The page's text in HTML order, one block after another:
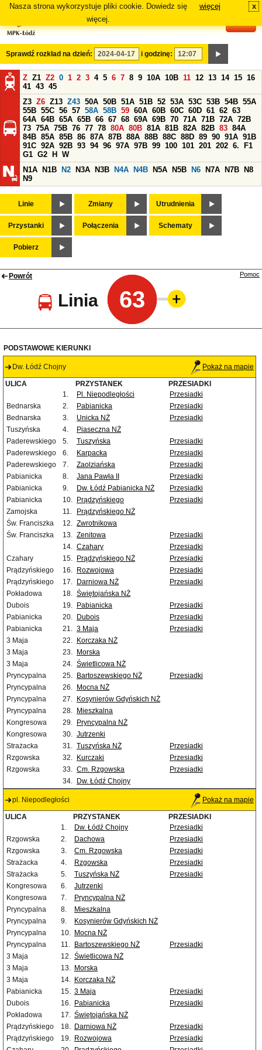
Nasza strona wykorzystuje pliki cookie. Dowiedz się
więcej.
więcej x
Sprawdź rozkład na dzień: i godzinę:
Z Z1 Z2 0 1 2 3 4 5 6 7 8 9 10A 10B 11 12 13 14 15 16
41 43 45
Z3 Z6 Z13 Z43 50A 50B 51A 51B 52 53A 53C 53B 54B 55A
55B 55C 56 57 58A 58B 59 60A 60B 60C 60D 61 62 63
64A 64B 65A 65B 66 67 68 69A 69B 70 71A 71B 72A 72B
73 75A 75B 76 77 78 80A 80B 81A 81B 82A 82B 83 84A
84B 85A 85B 86 87A 87B 88A 88B 88C 88D 89 90 91A 91B
91C 92A 92B 93 94 96 97A 97B 99 100 101 201 202 6.
F1
G1 G2 H
W
N1A
N1B N2 N3A N3B N4A N4B N5A N5B N6 N7A N7B
N8
N9
Linie Zmiany Utrudnienia
Przystanki Połączenia Schematy
Pobierz
Powrót
Linia 63
Pomoc
PODSTAWOWE KIERUNKI
Dw. Łódź Chojny Pokaż na mapie
ULICA PRZYSTANEK
PRZESIADKI
1.
Pl. Niepodległości
Przesiadki
Bednarska
2. Pabianicka
Przesiadki
Bednarska
3. Unicka NŻ
Przesiadki
Tuszyńska
4.
Piaseczna NŻ
Paderewskiego
5. Tuszyńska
Przesiadki
Paderewskiego
6. Karpacka
Przesiadki
Paderewskiego
7. Zaolziańska
Przesiadki
Pabianicka
8. Jana Pawła II
Przesiadki
Pabianicka
9. Dw. Łódź Pabianicka NŻ
Przesiadki
Pabianicka
10. Prądzyńskiego
Przesiadki
Zamojska
11.
Prądzyńskiego NŻ
Św. Franciszka
12. Zwrotnikowa
Św. Franciszka
13. Zenitowa
Przesiadki
14. Czahary
Przesiadki
Czahary
15. Prądzyńskiego NŻ
Przesiadki
Prądzyńskiego
16. Rozwojowa
Przesiadki
Prądzyńskiego
17. Darniowa NŻ
Przesiadki
Pokładowa
18. Świętojańska NŻ
Dubois
19. Pabianicka
Przesiadki
Pabianicka
20. Dubois
Przesiadki
Pabianicka
21. 3 Maja
Przesiadki
3 Maja
22.
Korczaka NŻ
3 Maja
23.
Morska
3 Maja
24. Świetlicowa NŻ
Pryncypalna
25. Bartoszewskiego NŻ
Przesiadki
Pryncypalna
26.
Mocna NŻ
Pryncypalna
27.
Kosynierów Gdyńskich NŻ
Pryncypalna
28.
Mieszkalna
Kongresowa
29.
Pryncypalna NŻ
Kongresowa
30. Jutrzenki
Strażacka
31. Tuszyńska NŻ
Przesiadki
Rzgowska
32. Kurczaki
Przesiadki
Rzgowska
33. Cm. Rzgowska
Przesiadki
34.
Dw. Łódź Chojny
pl. Niepodległości Pokaż na mapie
ULICA PRZYSTANEK
PRZESIADKI
1.
Dw. Łódź Chojny
Przesiadki
Rzgowska
2. Dachowa
Przesiadki
Rzgowska
3. Cm. Rzgowska
Przesiadki
Strażacka
4. Rzgowska
Przesiadki
Strażacka
5. Tuszyńska NŻ
Przesiadki
Kongresowa
6.
Jutrzenki
Kongresowa
7.
Pryncypalna NŻ
Pryncypalna
8.
Mieszkalna
Pryncypalna
9.
Kosynierów Gdyńskich NŻ
Pryncypalna
10. Mocna NŻ
Pryncypalna
11. Bartoszewskiego NŻ
Przesiadki
3 Maja
12. Świetlicowa NŻ
3 Maja
13. Morska
3 Maja
14. Korczaka NŻ
Pabianicka
15. 3 Maja
Przesiadki
Dubois
16. Pabianicka
Przesiadki
Pokładowa
17. Świętojańska NŻ
Prądzyńskiego
18. Darniowa NŻ
Przesiadki
Prądzyńskiego
19. Rozwojowa
Przesiadki